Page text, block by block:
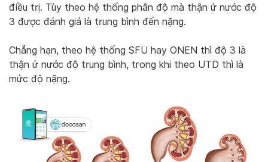
điều trị. Tùy theo hệ thống phân độ mà thận ứ nước độ
3 được đánh giá là trung bình đến nặng.
Chẳng hạn, theo hệ thống SFU hay ONEN thì độ 3 là
thận ứ nước độ trung bình, trong khi theo UTD thì là
mức độ nặng.